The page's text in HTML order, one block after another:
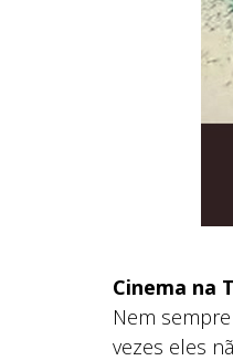
Cinema na
Nem
vezes eles